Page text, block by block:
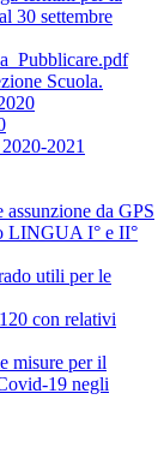
30 settembre
Scuola.
2021
da GPS
LINGUA I° e II°
utili per le
con relativi
misure per il
19 negli